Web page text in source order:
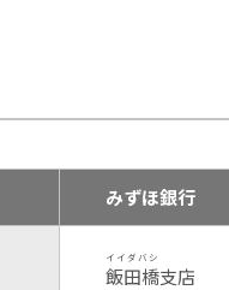
みずほ銀行
飯田橋
イイダバシ
支店